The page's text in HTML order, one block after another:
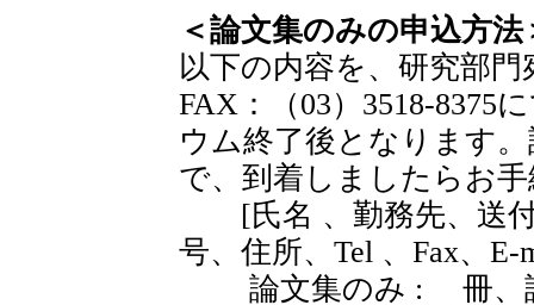
＜論文集のみの申込方法
以下の内容を、研究部門
FAX：（03）3518-8375
ウム終了後となります
で、到着しましたらお
[氏名 、勤務先、送付
号、住所、Tel 、Fax、E-
論文集のみ : 冊、